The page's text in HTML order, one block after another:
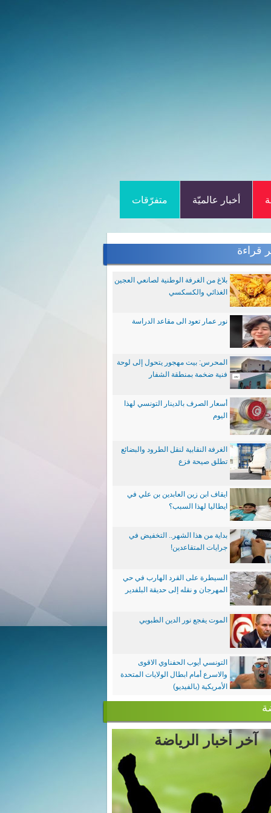
أخبار عالميّة متفرّقات
قراءة
بلاغ من الغرفة الوطنية لصانعي العجين
الغذائي والكسكسي
نور عمار تعود الى مقاعد الدراسة
المحرس: بيت مهجور يتحول إلى لوحة
فنية ضخمة بمنطقة الشفار
أسعار الصرف بالدينار التونسي لهذا
اليوم
الغرفة النقابية لنقل الطرود والبضائع
تطلق صيحة فزع
ايقاف ابن زين العابدين بن علي في
ايطاليا لهذا السبب؟
بداية من هذا الشهر.. التخفيض في
جرايات المتقاعدين!
السيطرة على القرد الهارب في حي
المهرجان و نقله إلى حديقة البلفدير
الموت يفجع نور الدين الطبوبي
التونسي أيوب الحفناوي الاقوى
والاسرع أمام ابطال الولايات المتحدة
الأمريكية (بالفيديو)
آخر أخبار الرياضة